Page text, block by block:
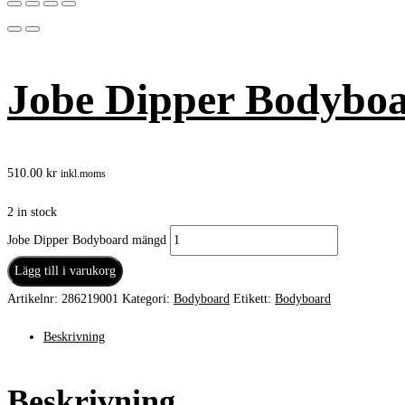
Jobe Dipper
510.00 kr inkl.moms
2 in stock
Jobe Dipper Bodyboard mängd
Lägg till i varukorg
Artikelnr: 286219001 Kategori: Bodyboard Etikett: Bodyboard
Beskrivning